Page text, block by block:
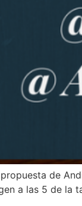
de
a las 5 de la